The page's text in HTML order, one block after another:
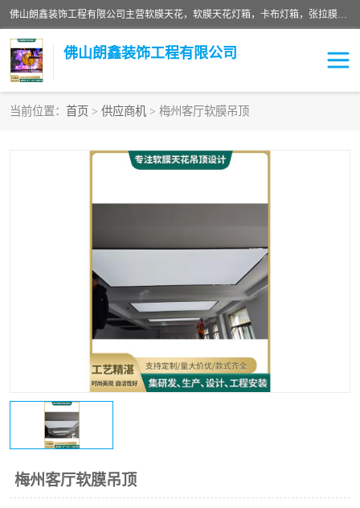
佛山朗鑫装饰工程有限公司主营软膜天花，软膜天花灯箱，卡布灯箱，张拉膜等产品，价格实惠，支持定制；公司专业装饰铺面，家居，会展特装，软膜等工程，技能精良人员，安装快、价格合理，质量保证、热诚与各方有识人士合作，欢迎新老客户来电咨询。
佛山朗鑫装饰工程有限公司
当前位置： 首页 > 供应商机 > 梅州客厅软膜吊顶
梅州客厅软膜吊顶